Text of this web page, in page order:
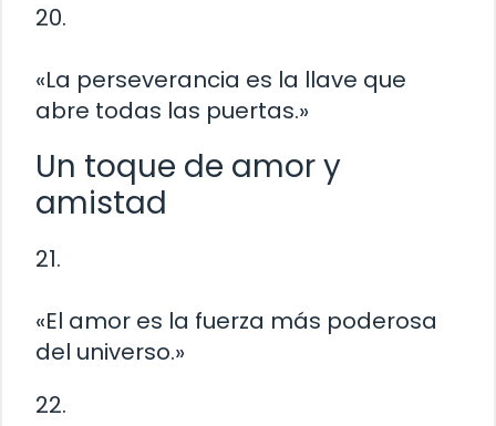
20.
«La perseverancia es la llave que
abre todas las puertas.»
Un toque de amor y
amistad
21.
«El amor es la fuerza más poderosa
del universo.»
22.